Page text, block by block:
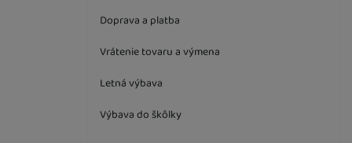
Doprava a platba
Vrátenie tovaru a výmena
Letná výbava
Výbava do škôlky